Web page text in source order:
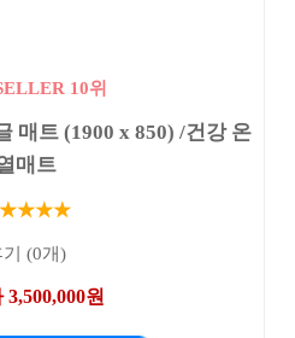
10위
매트 (1900 x 850) /건강 온
매트
기 (0개)
3,500,000원